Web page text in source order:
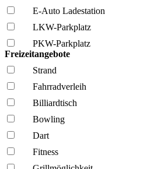
E-Auto Ladestation
LKW-Parkplatz
PKW-Parkplatz
Freizeitangebote
Strand
Fahrrad­verleih
Billiardtisch
Bowling
Dart
Fitness